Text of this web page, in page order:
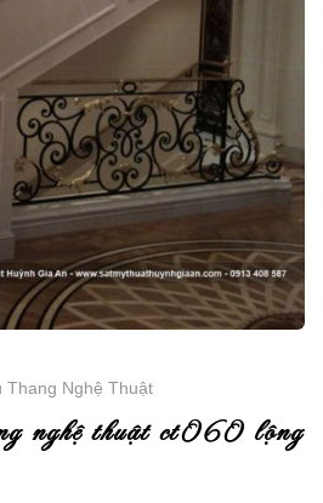
Thang Nghệ Thuật
nghệ thuật ct060 lộng